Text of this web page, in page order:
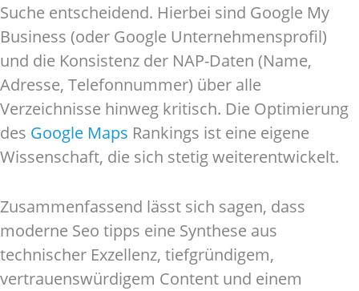
Suche entscheidend. Hierbei sind Google My
Business (oder Google Unternehmensprofil)
und die Konsistenz der NAP-Daten (Name,
Adresse, Telefonnummer) über alle
Verzeichnisse hinweg kritisch. Die Optimierung
des Google Maps Rankings ist eine eigene
Wissenschaft, die sich stetig weiterentwickelt.
Zusammenfassend lässt sich sagen, dass
moderne Seo tipps eine Synthese aus
technischer Exzellenz, tiefgründigem,
vertrauenswürdigem Content und einem